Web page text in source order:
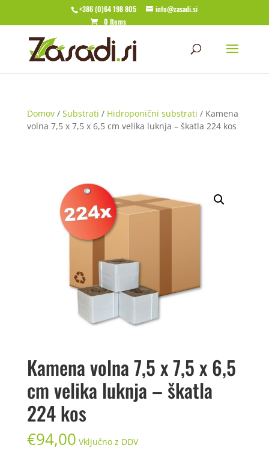
+386 (0)64 198 805
info@zasadi.si
0 Items
Domov/ Substrati / Hidroponični substrati / Kamena
volna 7,5 x 7,5 x 6,5 cm velika luknja – škatla 224 kos
Kamena volna 7,5 x 7,5 x 6,5
cm velika luknja – škatla
224 kos
€94,00 Vključno z DDV